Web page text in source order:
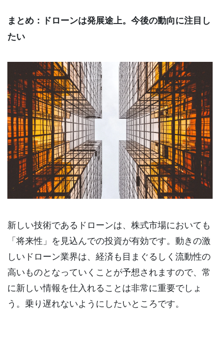
まとめ：ドローンは発展途上。今後の動向に注目し
たい
新しい技術であるドローンは、株式市場においても
「将来性」を見込んでの投資が有効です。動きの激
しいドローン業界は、経済も目まぐるしく流動性の
高いものとなっていくことが予想されますので、常
に新しい情報を仕入れることは非常に重要でしょ
う。乗り遅れないようにしたいところです。